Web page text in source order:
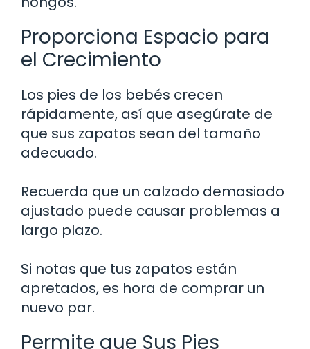
Proporciona Espacio para
el Crecimiento
Los pies de los bebés crecen
rápidamente, así que asegúrate de
que sus zapatos sean del tamaño
adecuado.
Recuerda que un calzado demasiado
ajustado puede causar problemas a
largo plazo.
Si notas que tus zapatos están
apretados, es hora de comprar un
nuevo par.
Permite que Sus Pies